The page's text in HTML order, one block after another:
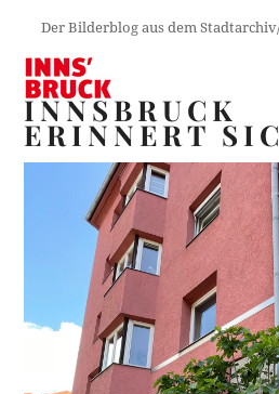
Der Bilderblog aus dem
INNSBRUCK
ERINNERT